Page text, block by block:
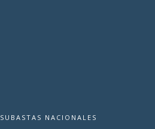
SUBASTAS NACIONALES